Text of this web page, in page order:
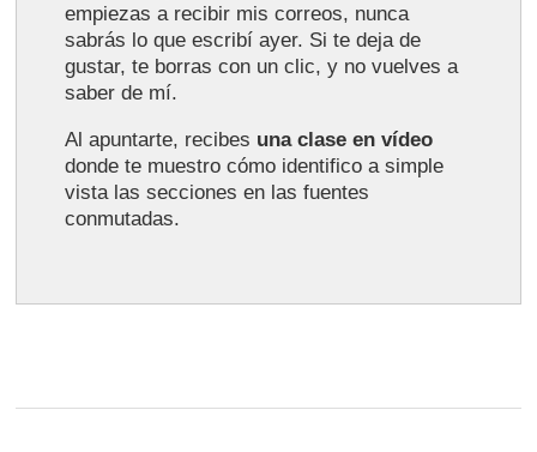
empiezas a recibir mis correos, nunca
sabrás lo que escribí ayer. Si te deja de
gustar, te borras con un clic, y no vuelves a
saber de mí.
Al apuntarte, recibes una clase en vídeo
donde te muestro cómo identifico a simple
vista las secciones en las fuentes
conmutadas.